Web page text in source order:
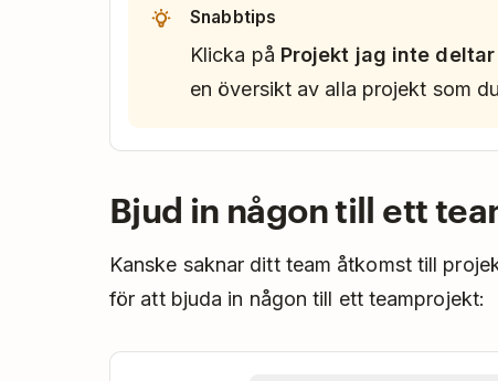
Snabbtips
Klicka på Projekt jag inte deltar
en översikt av alla projekt som
Bjud in någon till ett
Kanske saknar ditt team åtkomst till
för att bjuda in någon till ett teamprojekt: